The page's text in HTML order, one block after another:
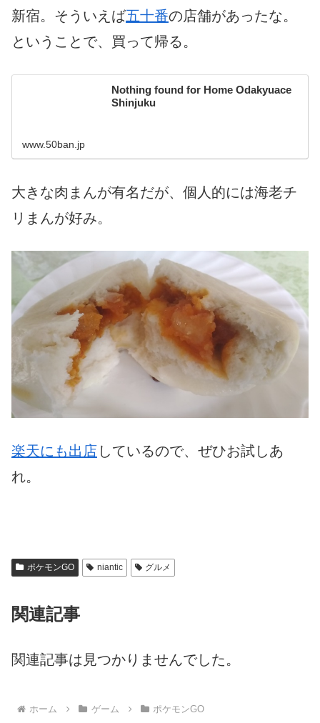
新宿。そういえば五十番の店舗があったな。
ということで、買って帰る。
Nothing found for Home Odakyuace
Shinjuku
www.50ban.jp
大きな肉まんが有名だが、個人的には海老チ
リまんが好み。
楽天にも出店 しているので、ぜひお試しあ
れ。
ポケモンGO niantic グルメ
関連記事
関連記事は見つかりませんでした。
ホーム ゲーム ポケモンGO